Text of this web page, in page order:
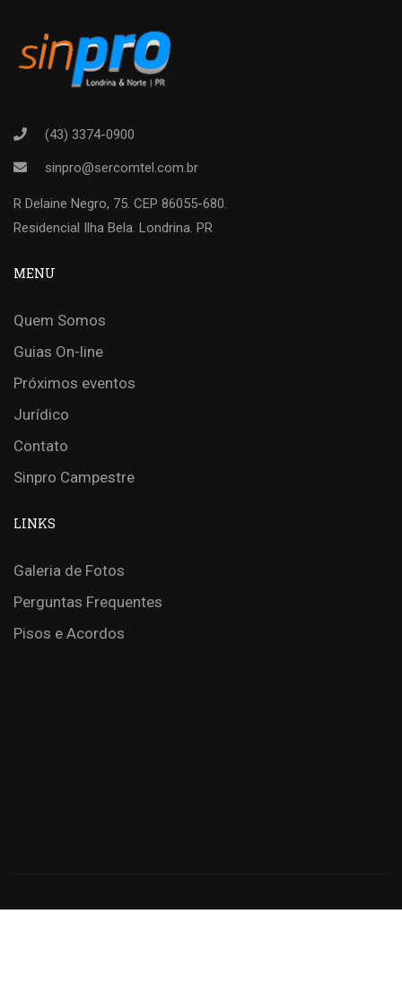
(43) 3374-0900
sinpro@sercomtel.com.br
R Delaine Negro, 75. CEP 86055-680.
Residencial Ilha Bela. Londrina. PR
MENU
Quem Somos
Guias On-line
Próximos eventos
Jurídico
Contato
Sinpro Campestre
LINKS
Galeria de Fotos
Perguntas Frequentes
Pisos e Acordos